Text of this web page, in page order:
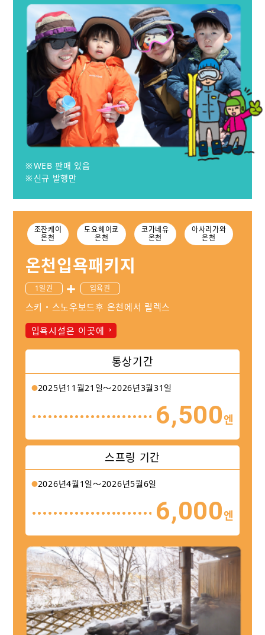
WEB 판매 있음
신규 발행만
조잔케이
온천
도요헤이쿄
온천
코가네유
온천
아사리가와
온천
온천입욕패키지
1일권 입욕권
스키・스노우보드후 온천에서 릴렉스
입욕시설은 이곳에
통상기간
2025년11월21일〜2026년3월31일
6,500엔
스프링 기간
2026년4월1일〜2026년5월6일
6,000엔